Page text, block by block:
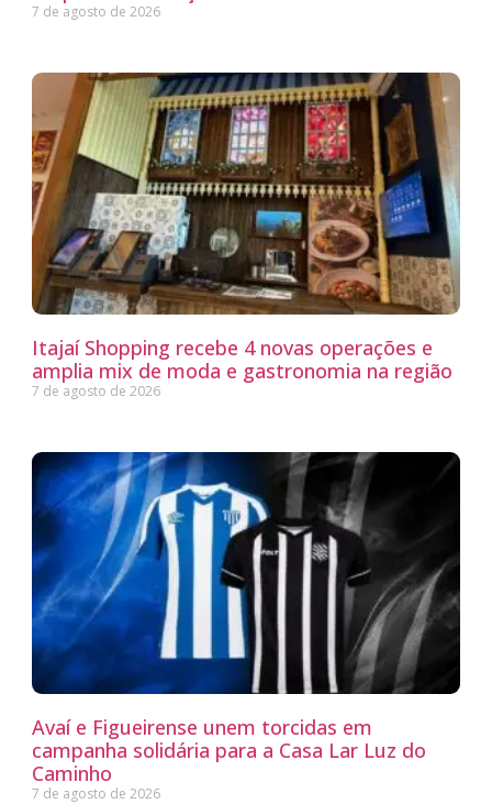
7 de agosto de 2026
Itajaí Shopping recebe 4 novas operações e
amplia mix de moda e gastronomia na região
7 de agosto de 2026
Avaí e Figueirense unem torcidas em
campanha solidária para a Casa Lar Luz do
Caminho
7 de agosto de 2026